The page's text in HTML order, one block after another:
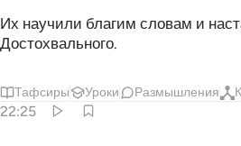
Их научили благим словам и
Достохвального.
Тафсиры Уроки Размышления
22:25